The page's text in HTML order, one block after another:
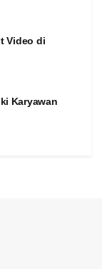
Video di
Karyawan